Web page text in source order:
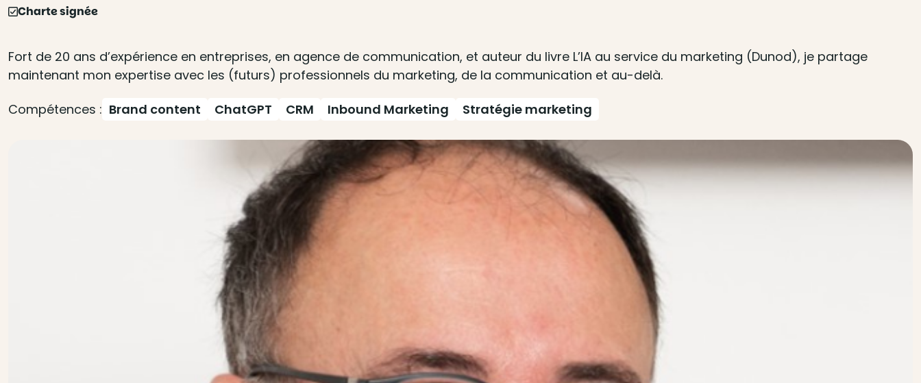
Charte signée
Fort de 20 ans d’expérience en entreprises, en agence de communication, et auteur du livre L’IA au service du marketing (Dunod), je partage
maintenant mon expertise avec les (futurs) professionnels du marketing, de la communication et au-delà.
Compétences : Brand content ChatGPT CRM Inbound Marketing Stratégie marketing